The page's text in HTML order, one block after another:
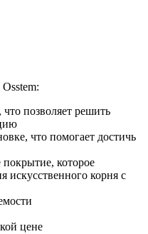
позволяет решить
что помогает достичь
которое
искусственного корня с
цене